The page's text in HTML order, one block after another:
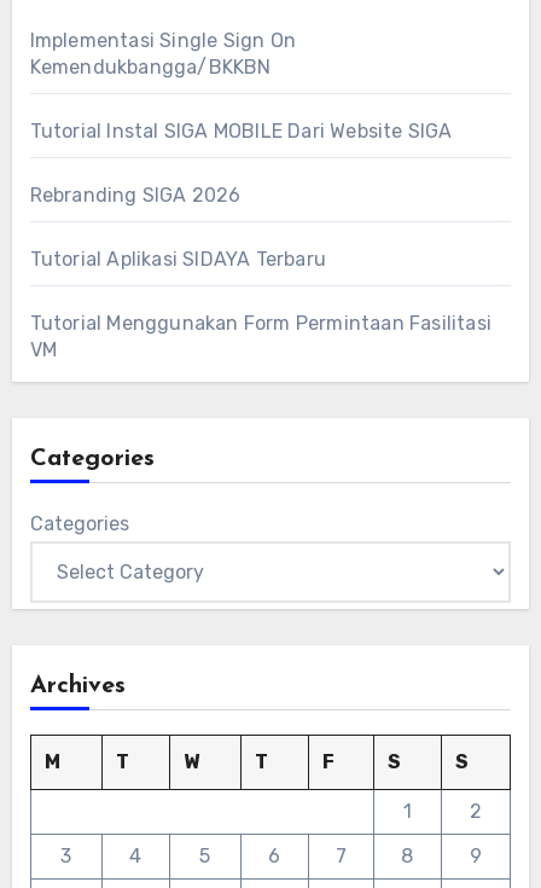
Implementasi Single Sign On
Kemendukbangga/BKKBN
Tutorial Instal SIGA MOBILE Dari Website SIGA
Rebranding SIGA 2026
Tutorial Aplikasi SIDAYA Terbaru
Tutorial Menggunakan Form Permintaan Fasilitasi
VM
Categories
Categories
Archives
M T W T F S S
1
2
3
4 5 6 7 8
9